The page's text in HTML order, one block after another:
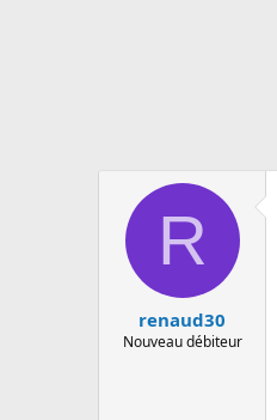
R
renaud30
Nouveau débiteur